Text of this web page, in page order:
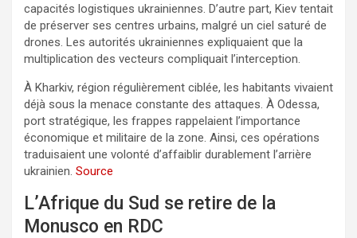
capacités logistiques ukrainiennes. D’autre part, Kiev tentait
de préserver ses centres urbains, malgré un ciel saturé de
drones. Les autorités ukrainiennes expliquaient que la
multiplication des vecteurs compliquait l’interception.
À Kharkiv, région régulièrement ciblée, les habitants vivaient
déjà sous la menace constante des attaques. À Odessa,
port stratégique, les frappes rappelaient l’importance
économique et militaire de la zone. Ainsi, ces opérations
traduisaient une volonté d’affaiblir durablement l’arrière
ukrainien. Source
L’Afrique du Sud se retire de la
Monusco en RDC